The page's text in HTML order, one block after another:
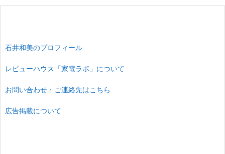
石井和美のプロフィール
レビューハウス「家電ラボ」について
お問い合わせ・ご連絡先はこちら
広告掲載について